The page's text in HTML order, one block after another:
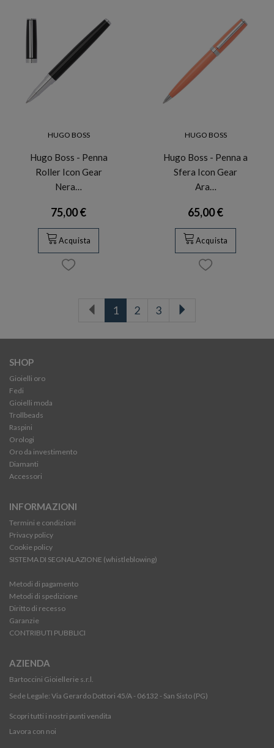
HUGO BOSS
Hugo Boss - Penna
Roller Icon Gear
Nera…
75,00 €
Acquista
HUGO BOSS
Hugo Boss - Penna a
Sfera Icon Gear
Ara…
65,00 €
Acquista
1 2 3
SHOP
Gioielli oro
Fedi
Gioielli moda
Trollbeads
Raspini
Orologi
Oro da investimento
Diamanti
Accessori
INFORMAZIONI
Termini e condizioni
Privacy policy
Cookie policy
SISTEMA DI SEGNALAZIONE (whistleblowing)
Metodi di pagamento
Metodi di spedizione
Diritto di recesso
Garanzie
CONTRIBUTI PUBBLICI
AZIENDA
Bartoccini Gioiellerie s.r.l.
Sede Legale: Via Gerardo Dottori 45/A - 06132 - San Sisto (PG)
Scopri tutti i nostri punti vendita
Lavora con noi